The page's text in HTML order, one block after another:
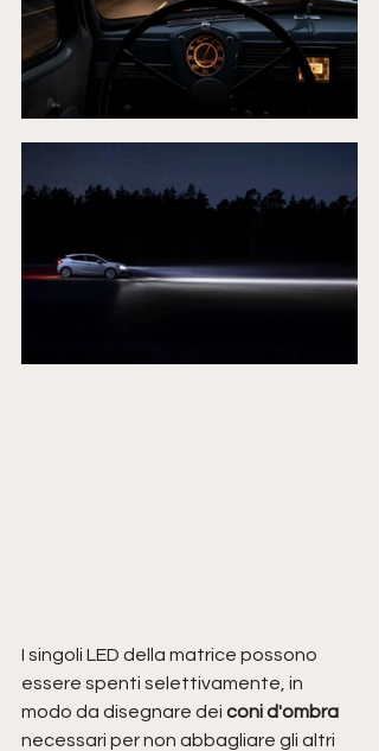
I singoli LED della matrice possono
essere spenti selettivamente, in
modo da disegnare dei coni d'ombra
necessari per non abbagliare gli altri